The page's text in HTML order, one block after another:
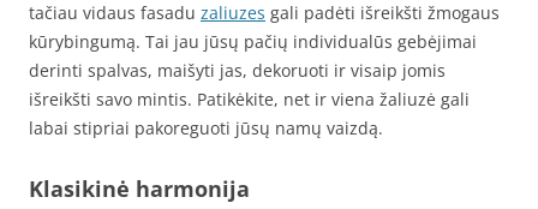
tačiau vidaus fasadu zaliuzes gali padėti išreikšti žmogaus
kūrybingumą. Tai jau jūsų pačių individualūs gebėjimai
derinti spalvas, maišyti jas, dekoruoti ir visaip jomis
išreikšti savo mintis. Patikėkite, net ir viena žaliuzė gali
labai stipriai pakoreguoti jūsų namų vaizdą.
Klasikinė harmonija